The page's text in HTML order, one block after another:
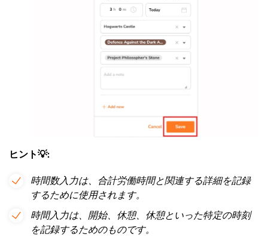
ヒント💡:
時間数入力は、合計労働時間と関連する詳細を記録
するために使用されます。
時間入力は、開始、休憩、休憩といった特定の時刻
を記録するためのものです。